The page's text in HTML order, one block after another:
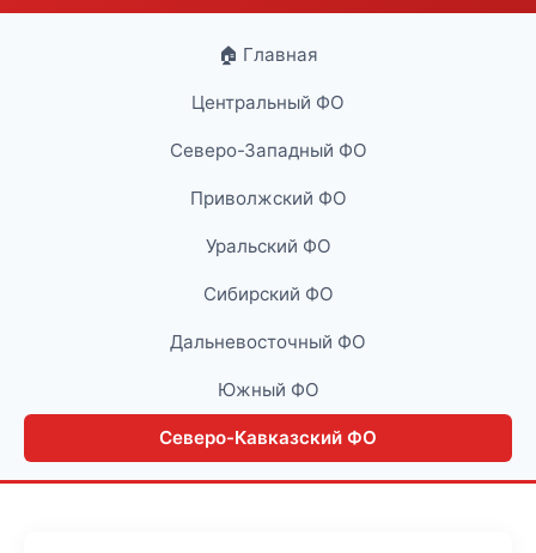
🏠 Главная
Центральный ФО
Северо-Западный ФО
Приволжский ФО
Уральский ФО
Сибирский ФО
Дальневосточный ФО
Южный ФО
Северо-Кавказский ФО